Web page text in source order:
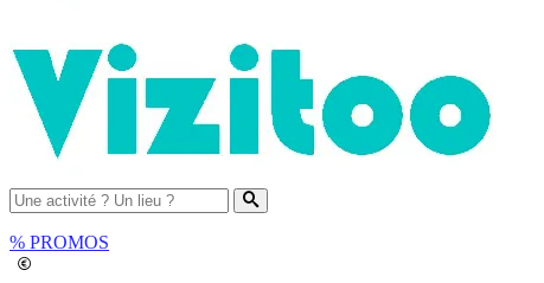
% PROMOS